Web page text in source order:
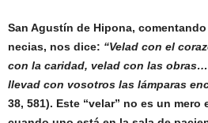
San Agustín de Hipona,
necias, nos dice: “Velad con el
con la caridad, velad con las
llevad con vosotros las lámparas
38, 581). Este “velar” no es un mero